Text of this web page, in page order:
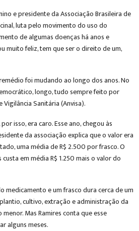
e presidente da Associação Brasileira de
luta pelo movimento do uso do
de algumas doenças há anos e
muito feliz, tem que ser o direito de um,
foi mudando ao longo dos anos. No
longo, tudo sempre feito por
Sanitária (Anvisa).
isso, era caro. Esse ano, chegou às
da associação explica que o valor era
uma média de R$ 2.500 por frasco. O
em média R$ 1.250 mais o valor do
medicamento e um frasco dura cerca de um
cultivo, extração e administração da
Mas Ramires conta que esse
alguns meses.